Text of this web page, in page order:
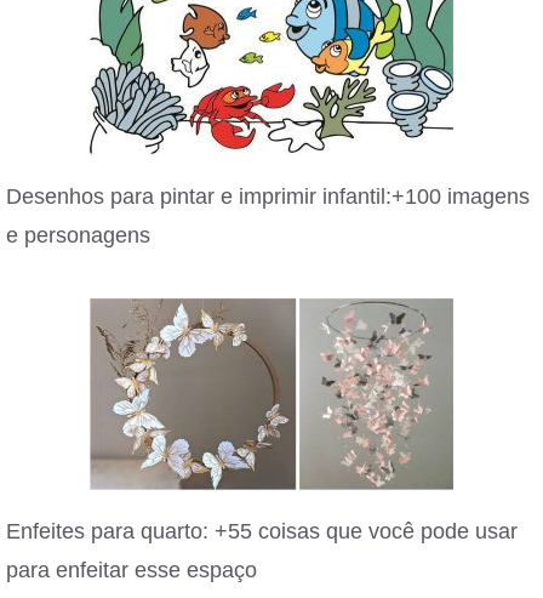
Desenhos para pintar e imprimir infantil:+100 imagens
e personagens
Enfeites para quarto: +55 coisas que você pode usar
para enfeitar esse espaço